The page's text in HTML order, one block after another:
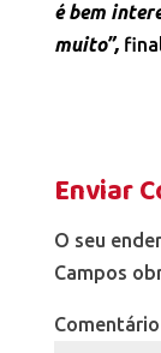
é bem
muito”,
Enviar
O seu
Campos
Comentário